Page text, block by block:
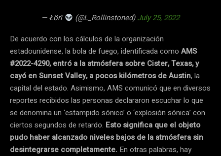
— Łörî (@L_Rollinstoned)July 25, 2022
De acuerdo con los cálculos de la organización
estadounidense, la bola de fuego, identificada como AMS
#2022-4290, entró a la atmósfera sobre Cister, Texas, y
cayó en Sunset Valley, a pocos kilómetros de Austin, la
capital del estado. Asimismo, AMS comunicó que en diversos
reportes recibidos las personas declararon escuchar lo que
se denomina un ‘estampido sónico’ o ‘explosión sónica’ con
ciertos segundos de retardo. Esto significa que el objeto
pudo haber alcanzado niveles bajos de la atmósfera sin
desintegrarse completamente. En otras palabras, hay